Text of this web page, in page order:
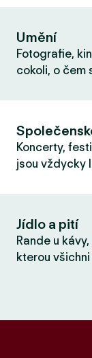
Umění
Fotografie,
cokoli, o čem
Koncerty,
jsou vždycky
Jídlo a pití
Rande u
kterou